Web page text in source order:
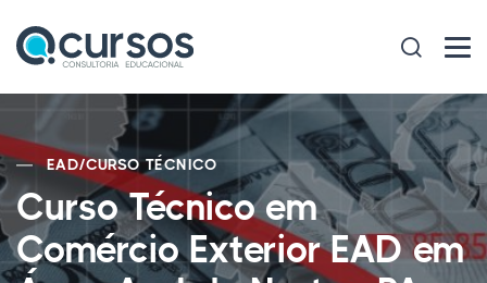
EAD/CURSO TÉCNICO
Curso Técnico em
Comércio Exterior EAD em